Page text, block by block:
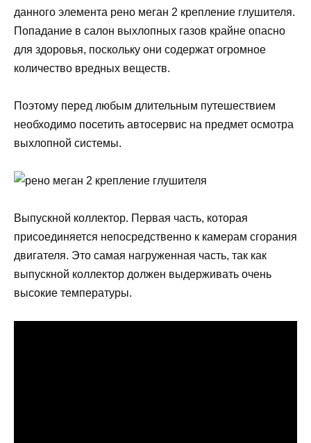
данного элемента рено меган 2 крепление глушителя.
Попадание в салон выхлопных газов крайне опасно
для здоровья, поскольку они содержат огромное
количество вредных веществ.
Поэтому перед любым длительным путешествием
необходимо посетить автосервис на предмет осмотра
выхлопной системы.
Выпускной коллектор. Первая часть, которая
присоединяется непосредственно к камерам сгорания
двигателя. Это самая нагруженная часть, так как
выпускной коллектор должен выдерживать очень
высокие температуры.